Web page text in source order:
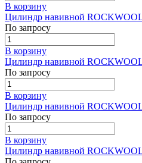
В корзину
Цилиндр навивной
По запросу
В корзину
Цилиндр навивной
По запросу
В корзину
Цилиндр навивной
По запросу
В корзину
Цилиндр навивной